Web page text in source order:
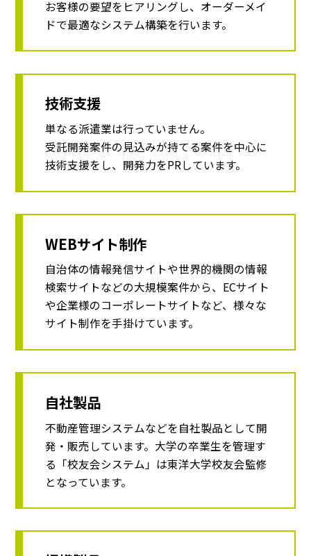
お客様の要望をヒアリングし、オーダーメイ
ドで最適なシステム構築を行います。
技術支援
単なる派遣業は行っていません。
受託開発案件の見込みが持てる案件を中心に
技術支援をし、開発力をPRしています。
WEBサイト制作
自治体の情報発信サイトや世界的機関の情報
検索サイトなどの大規模案件から、ECサイト
や企業様のコーポレートサイトなど、様々な
サイト制作を手掛けています。
自社製品
不動産管理システムなどを自社製品として開
発・販売しています。大学の卒業生を管理す
る「校友会システム」は東洋大学校友会監修
となっています。